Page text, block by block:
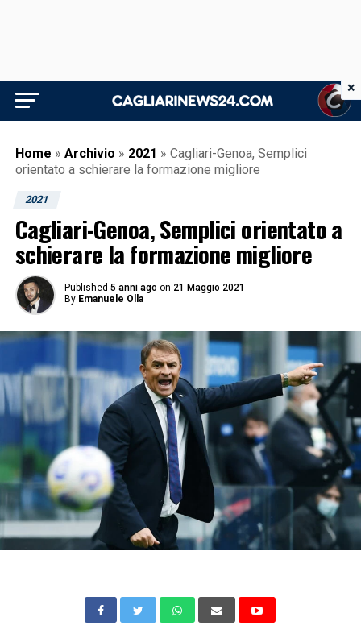
Home » Archivio » 2021 » Cagliari-Genoa, Semplici
orientato a schierare la formazione migliore
2021
Cagliari-Genoa, Semplici orientato a
schierare la formazione migliore
Published 5 anni ago on 21 Maggio 2021
By Emanuele Olla
×